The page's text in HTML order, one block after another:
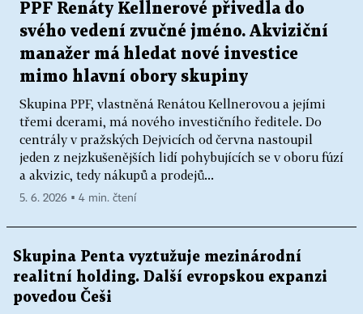
PPF Renáty Kellnerové přivedla do
svého vedení zvučné jméno. Akviziční
manažer má hledat nové investice
mimo hlavní obory skupiny
Skupina PPF, vlastněná Renátou Kellnerovou a jejími
třemi dcerami, má nového investičního ředitele. Do
centrály v pražských Dejvicích od června nastoupil
jeden z nejzkušenějších lidí pohybujících se v oboru fúzí
a akvizic, tedy nákupů a prodejů...
5. 6. 2026 ▪ 4 min. čtení
Skupina Penta vyztužuje mezinárodní
realitní holding. Další evropskou expanzi
povedou Češi